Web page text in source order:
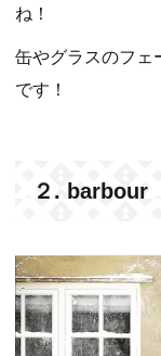
ね！
缶やグラスのフェ
です！
２. barbour